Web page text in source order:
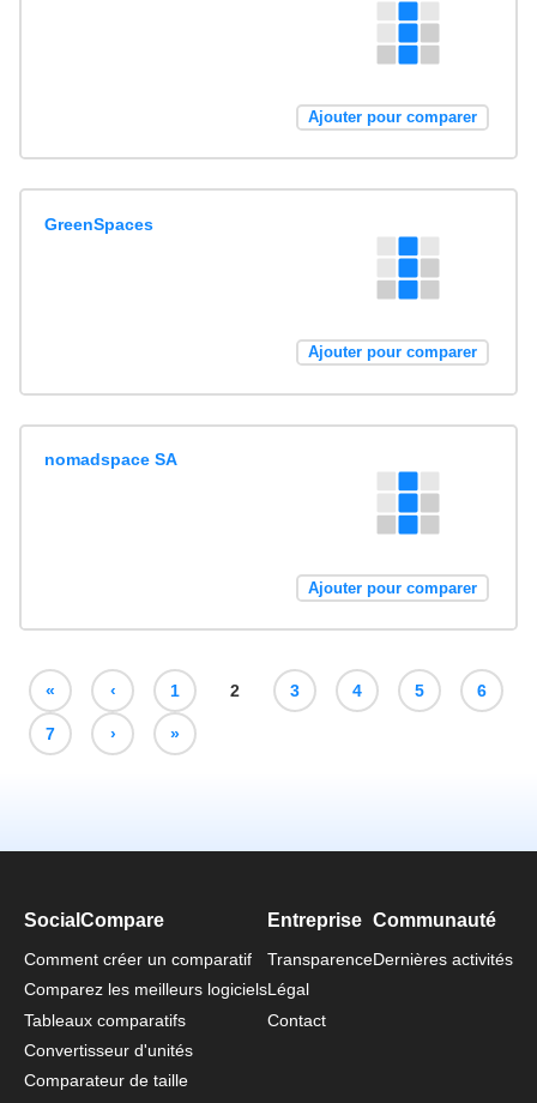
Ajouter pour comparer
GreenSpaces
Ajouter pour comparer
nomadspace SA
Ajouter pour comparer
« ‹ 1 2 3 4 5 6
7 › »
SocialCompare
Comment créer un comparatif
Comparez les meilleurs logiciels
Tableaux comparatifs
Convertisseur d'unités
Comparateur de taille
Entreprise
Transparence
Légal
Contact
Communauté
Dernières activités